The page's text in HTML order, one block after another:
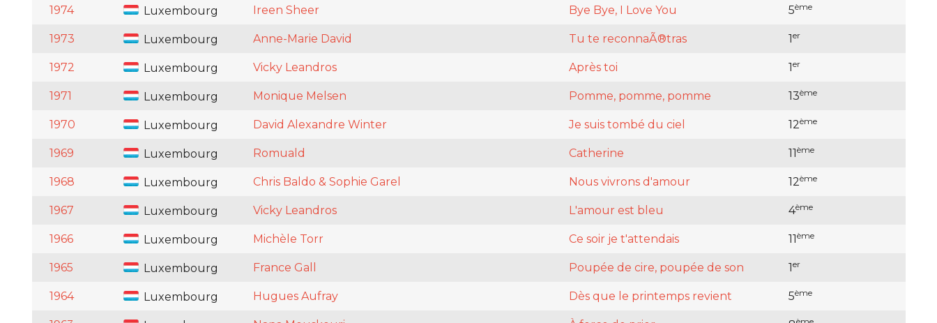
1974 Luxembourg Ireen Sheer Bye Bye, I Love You 5ème
1973 Luxembourg Anne-Marie David Tu te reconnaÃ®tras 1er
1972 Luxembourg Vicky Leandros Après toi 1er
1971 Luxembourg Monique Melsen Pomme, pomme, pomme 13ème
1970 Luxembourg David Alexandre Winter Je suis tombé du ciel 12ème
1969 Luxembourg Romuald Catherine 11ème
1968 Luxembourg Chris Baldo & Sophie Garel Nous vivrons d'amour 12ème
1967 Luxembourg Vicky Leandros L'amour est bleu 4ème
1966 Luxembourg Michèle Torr Ce soir je t'attendais 11ème
1965 Luxembourg France Gall Poupée de cire, poupée de son 1er
1964 Luxembourg Hugues Aufray Dès que le printemps revient 5ème